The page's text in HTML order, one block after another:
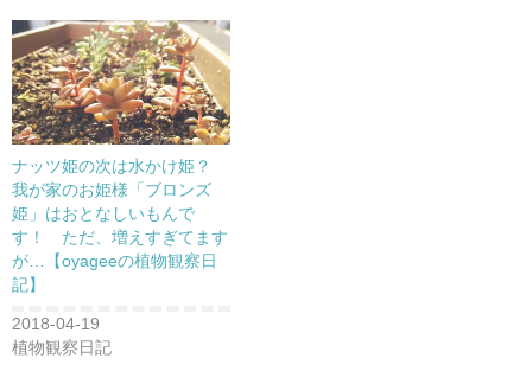
き
ま
す
)
ナッツ姫の次は水かけ姫？
我が家のお姫様「ブロンズ
姫」はおとなしいもんで
す！ ただ、増えすぎてます
が…【oyageeの植物観察日
記】
2018-04-19
植物観察日記